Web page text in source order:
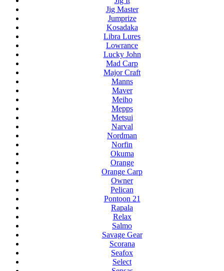
Jig Master
Jumprize
Kosadaka
Libra Lures
Lowrance
Lucky John
Mad Carp
Major Craft
Manns
Maver
Meiho
Mepps
Metsui
Narval
Nordman
Norfin
Okuma
Orange
Orange Carp
Owner
Pelican
Pontoon 21
Rapala
Relax
Salmo
Savage Gear
Scorana
Seafox
Select